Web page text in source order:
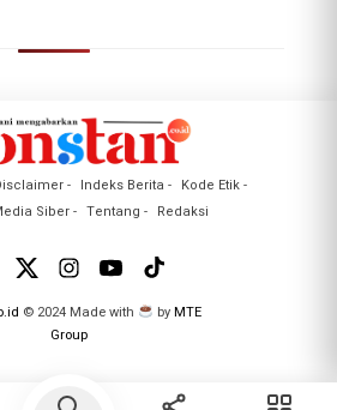
Indeks Berita
Kode Etik
Siber
Tentang Redaksi
© 2024 Made with byMTE
Group